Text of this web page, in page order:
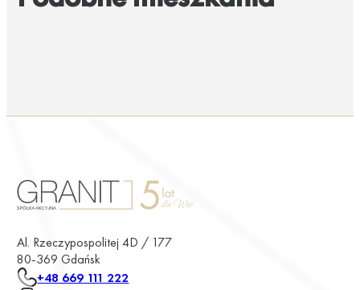
Al. Rzeczypospolitej 4D / 177
80-369 Gdańsk
+48 669 111 222